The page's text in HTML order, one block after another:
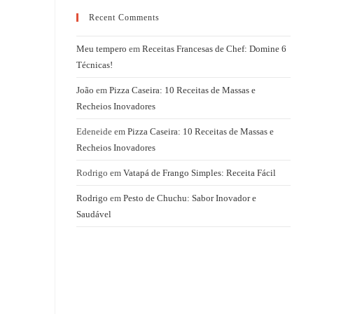
Recent Comments
Meu tempero em Receitas Francesas de Chef: Domine 6
Técnicas!
João em Pizza Caseira: 10 Receitas de Massas e
Recheios Inovadores
Edeneide em Pizza Caseira: 10 Receitas de Massas e
Recheios Inovadores
Rodrigo em Vatapá de Frango Simples: Receita Fácil
Rodrigo em Pesto de Chuchu: Sabor Inovador e
Saudável